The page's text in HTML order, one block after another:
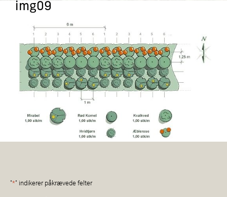
img09
"*" indikerer påkrævede felter